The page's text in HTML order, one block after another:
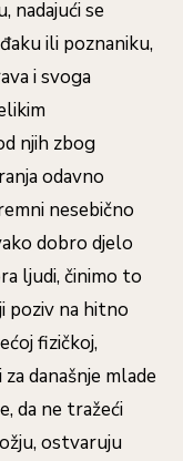
nadajući se
ili poznaniku,
i svoga
njih zbog
odavno
nesebično
dobro djelo
ljudi, činimo to
poziv na hitno
fizičkoj,
današnje mlade
da ne tražeći
ostvaruju